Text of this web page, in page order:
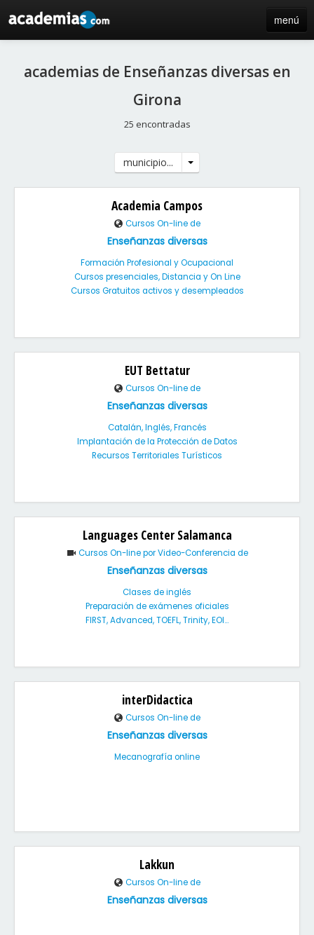
menú
blog
academias de Enseñanzas diversas en
Girona
25 encontradas
municipio...
Academia Campos
Cursos On-line de
Enseñanzas diversas
Formación Profesional y Ocupacional
Cursos presenciales, Distancia y On Line
Cursos Gratuitos activos y desempleados
EUT Bettatur
Cursos On-line de
Enseñanzas diversas
Catalán, Inglés, Francés
Implantación de la Protección de Datos
Recursos Territoriales Turísticos
Languages Center Salamanca
Cursos On-line por Video-Conferencia de
Enseñanzas diversas
Clases de inglés
Preparación de exámenes oficiales
FIRST, Advanced, TOEFL, Trinity, EOI...
interDidactica
Cursos On-line de
Enseñanzas diversas
Mecanografía online
Lakkun
Cursos On-line de
Enseñanzas diversas